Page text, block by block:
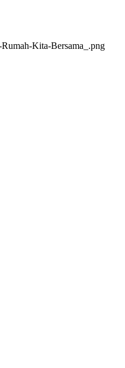
Kita-Bersama_.png